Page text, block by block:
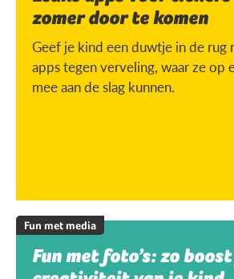
zomer door te komen
Geef je kind een duwtje in de rug
apps tegen verveling, waar ze op
mee aan de slag kunnen.
Fun met media
Fun met foto’s: zo